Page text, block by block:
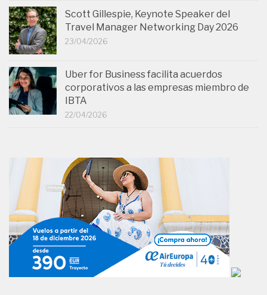
Scott Gillespie, Keynote Speaker del
Travel Manager Networking Day 2026
23/04/2026
Uber for Business facilita acuerdos
corporativos a las empresas miembro de
IBTA
22/04/2026